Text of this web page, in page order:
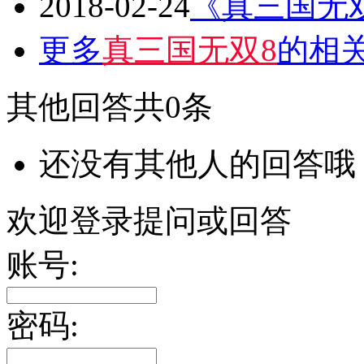
更多真三国无双8的相
其他回答共0条
还没有其他人的回答哦
欢迎登录提问或回答
账号:
密码: